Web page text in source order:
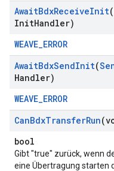
AwaitBdxReceiveInit(
InitHandler)
WEAVE_ERROR
AwaitBdxSendInit(
Handler)
WEAVE_ERROR
CanBdxTransferRun
bool
Gibt "true" zurück, wenn
eine Übertragung starten